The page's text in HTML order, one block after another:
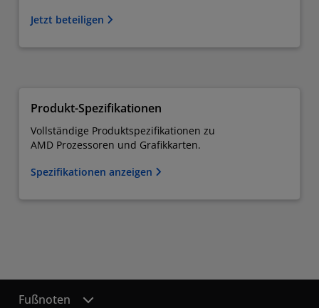
Jetzt beteiligen
Produkt-Spezifikationen
Vollständige Produktspezifikationen zu
AMD Prozessoren und Grafikkarten.
Spezifikationen anzeigen
Fußnoten